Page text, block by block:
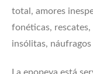
total, amores
fonéticas, rescates,
insólitas, náufragos
La epopeya está